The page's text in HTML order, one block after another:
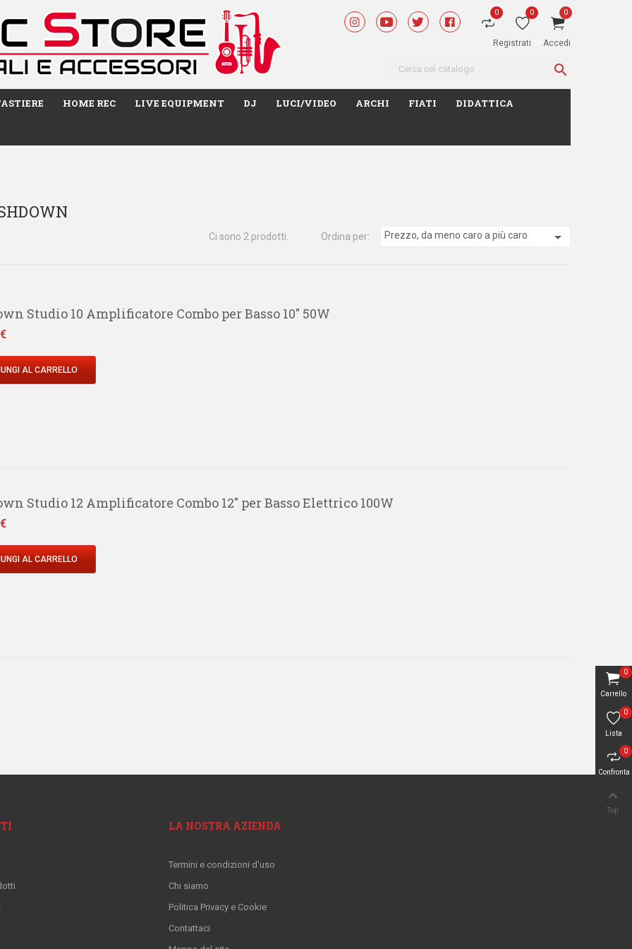
0
0
0
Registrati Accedi

HOME REC LIVE EQUIPMENT DJ LUCI/VIDEO ARCHI FIATI DIDATTICA
Ci sono 2 prodotti. Ordina per: Prezzo, da meno caro a più caro 
Studio 10 Amplificatore Combo per Basso 10" 50W
AL CARRELLO
Studio 12 Amplificatore Combo 12" per Basso Elettrico 100W
AL CARRELLO
LA NOSTRA AZIENDA
Termini e condizioni d'uso
Chi siamo
Politica Privacy e Cookie
Contattaci
Carrello
0
Lista
0
Confronta
0

Top